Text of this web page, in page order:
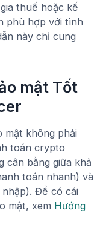
thuế hoặc kế
phù hợp với tình
này chỉ cung
mật Tốt
mật không phải
toán crypto
cân bằng giữa khả
toán nhanh) và
Để có cái
mật, xem Hướng